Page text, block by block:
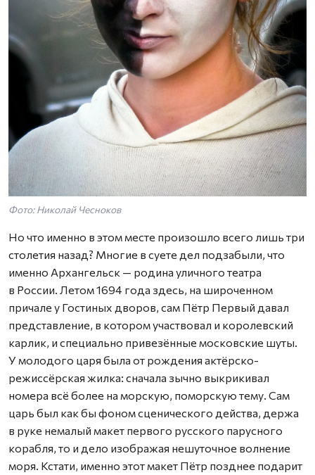
Фото: Николай Чесноков
Но что именно в этом месте произошло всего лишь три
столетия назад? Многие в суете дел подзабыли, что
именно Архангельск — родина уличного театра
в России. Летом 1694 года здесь, на широченном
причале у Гостиных дворов, сам Пётр Первый давал
представление, в котором участвовал и королевский
карлик, и специально привезённые московские шуты.
У молодого царя была от рождения актёрско-
режиссёрская жилка: сначала зычно выкрикивал
номера всё более на морскую, поморскую тему. Сам
царь был как бы фоном сценического действа, держа
в руке немалый макет первого русского парусного
корабля, то и дело изображая нешуточное волнение
моря. Кстати, именно этот макет Пётр позднее подарит